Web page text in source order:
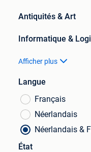
Antiquités & Art
Informatique &
Afficher plus
Langue
Français
Néerlandais
Néerlandais &
État